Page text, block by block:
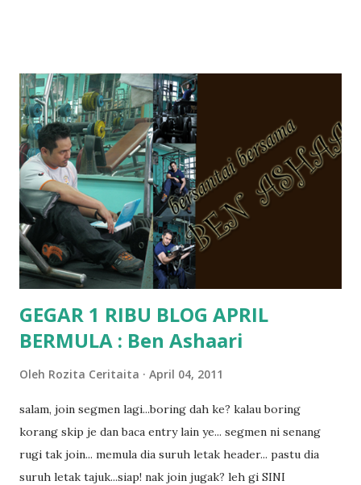
tanya sapa-sapa pun masa tu.. bila fikir-fikirkan balik terasa
jugak masa alahai teruknya kami sebagai ibubapa.. dan kami
terasa jugak semakin teruk bila abg long dah masuk 2 tahun
kat salah satu tadika swasta ni.. tapi nampaknya kenal huruf
pun tak tau.. pengsan aku bila ingat balik.. aku mula fikir
mungkin sebab abg long sendiri jenis budak yang ada
masalah dyslexia.. tapi minor la.. nanti la aku cerita pasal
dyslexia tu.. lepas tu kami buat keputusan pu...
GEGAR 1 RIBU BLOG APRIL
BERMULA : Ben Ashaari
Oleh Rozita Ceritaita April 04, 2011
salam, join segmen lagi...boring dah ke? kalau boring
korang skip je dan baca entry lain ye... segmen ni senang
rugi tak join... memula dia suruh letak header... pastu dia
suruh letak tajuk...siap! nak join jugak? leh gi SINI